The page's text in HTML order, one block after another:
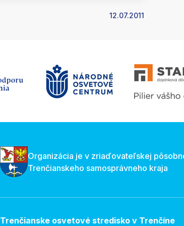
12.07.2011
Organizácia je v zriaďovateľskej
Trenčianskeho samosprávneho kraja
Trenčianske osvetové stredisko v Trenčíne